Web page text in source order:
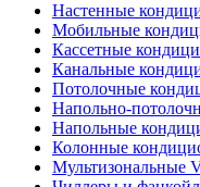
Настенные
Мобильные
Кассетные
Канальные
Потолочные
Напольно-
Напольные
Колонные
Мультизональные